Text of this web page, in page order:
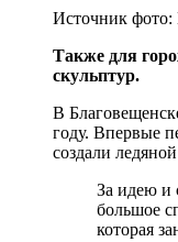
Источник фото:
Также для
скульптур.
В
году. Впервые
создали
За идею и
большое
которая